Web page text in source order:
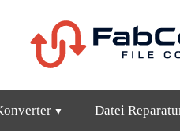
Datei